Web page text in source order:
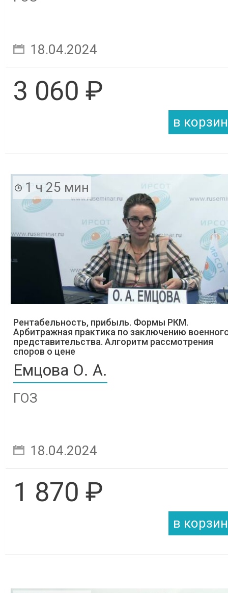
18.04.2024
3 060 ₽
1 ч 25 мин
Рентабельность, прибыль. Формы РКМ.
Арбитражная практика по заключению
представительства. Алгоритм рассмотрения
споров о цене
Емцова О. А.
ГОЗ
18.04.2024
1 870 ₽